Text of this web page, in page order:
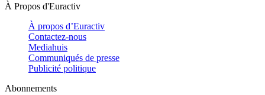
À Propos d'Euractiv
À propos d’Euractiv
Contactez-nous
Mediahuis
Communiqués de presse
Publicité politique
Abonnements